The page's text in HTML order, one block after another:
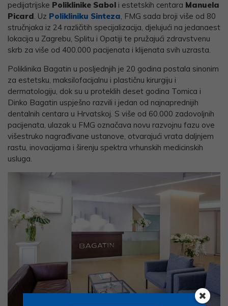
pedijatrijske Poliklinike Sabol i estetskih centara Manuela
Picard . Uz Polikliniku Sinteza , FMG sada broji više od 80
stručnjaka iz 24 različitih specijalizacija, djelujući na jedanaest
lokacija u Zagrebu, Splitu i Opatiji te pružajući zdravstvenu
skrb za više od 400.000 pacijenata i klijenata svih uzrasta.
Poliklinika Bagatin u posljednjih je 20 godina postala sinonim
za estetsku, maksilofacijalnu i plastičnu kirurgiju i
dermatologiju, dok su u proteklih deset godina Tomica i
Dinko Bagatin uspješno razvili i jedan od najnaprednijih
dentalnih centara u Hrvatskoj. S više od 60.000 zadovoljnih
pacijenata, ulazak u FMG označava novu razvojnu fazu ove
višestruko nagrađivane ustanove, otvarajući vrata daljnjem
rastu, inovacijama i širenju spektra vrhunskih medicinskih
usluga.